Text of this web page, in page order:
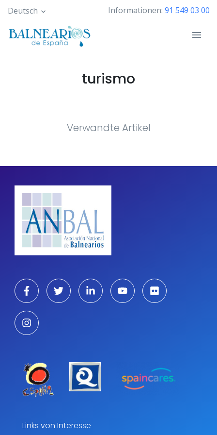
Skip
main
content
Deutsch Informationen: 91 549 03 00
turismo
Verwandte Artikel
Links von Interesse